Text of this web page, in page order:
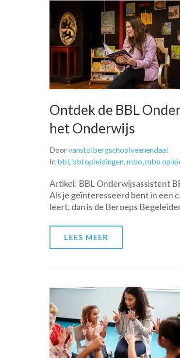
Ontdek de BBL
het Onderwijs
Doorvanstolbergschoolveenendaal
In bbl, bbl opleidingen,mbo,mbo
Artikel: BBL Onderwijsassistent
Als je geïnteresseerd bent in een
leert, dan is de Beroeps
LEES MEER